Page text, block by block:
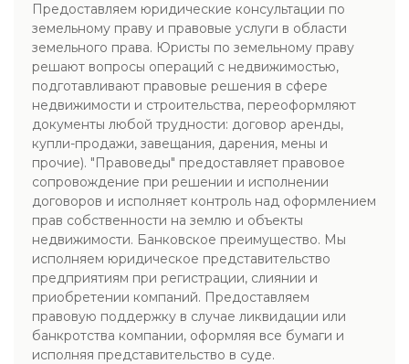
Предоставляем юридические консультации по
земельному праву и правовые услуги в области
земельного права. Юристы по земельному праву
решают вопросы операций с недвижимостью,
подготавливают правовые решения в сфере
недвижимости и строительства, переоформляют
документы любой трудности: договор аренды,
купли-продажи, завещания, дарения, мены и
прочие). "Правоведы" предоставляет правовое
сопровождение при решении и исполнении
договоров и исполняет контроль над оформлением
прав собственности на землю и объекты
недвижимости. Банковское преимущество. Мы
исполняем юридическое представительство
предприятиям при регистрации, слиянии и
приобретении компаний. Предоставляем
правовую поддержку в случае ликвидации или
банкротства компании, оформляя все бумаги и
исполняя представительство в суде.